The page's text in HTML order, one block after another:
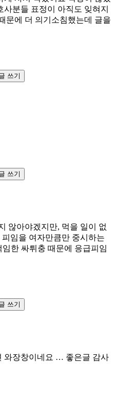
분들 표정이 아직도 잊혀지
문에 더 의기소침했는데 글을
쓰기
쓰기
않아야겠지만, 먹을 일이 없
임을 여자만큼만 중시하는
한 싸튀충 때문에 응급피임
쓰기
와장창이네요 … 좋은글 감사